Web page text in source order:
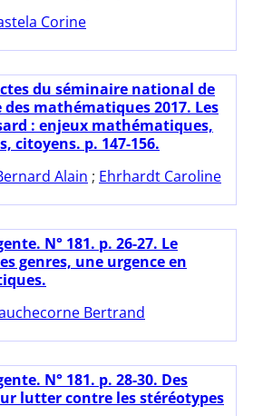
Corine
du séminaire national de
mathématiques 2017. Les
: enjeux mathématiques,
citoyens. p. 147-156.
Alain ; Ehrhardt Caroline
N° 181. p. 26-27. Le
genres, une urgence en
Bertrand
N° 181. p. 28-30. Des
lutter contre les stéréotypes